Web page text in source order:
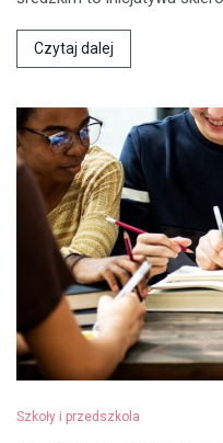
Czytaj dalej
Szkoły i przedszkola